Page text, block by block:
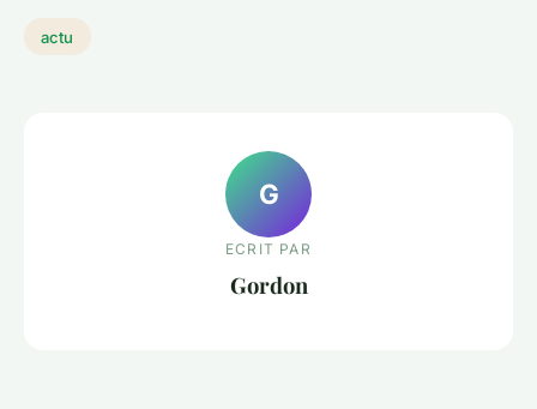
actu
G
ECRIT PAR
Gordon